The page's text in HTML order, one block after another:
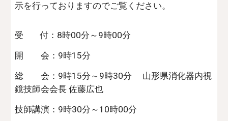
示を行っておりますのでご覧ください。
受 付：8時00分～9時00分
開 会：9時15分
総 会：9時15分～9時30分 山形県消化器内視
鏡技師会会長 佐藤広也
技師講演：9時30分～10時00分